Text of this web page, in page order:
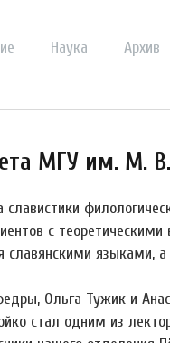
Наука Архив
МГУ им. М.
с теоретическими
славянскими
Ольга Тужик и
стал одним из